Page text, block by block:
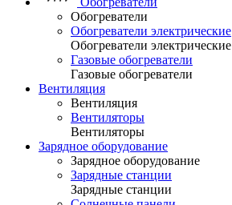
Обогреватели
Обогреватели электрические
Обогреватели электрические
Газовые обогреватели
Газовые обогреватели
Вентиляция
Вентиляция
Вентиляторы
Вентиляторы
Зарядное оборудование
Зарядное оборудование
Зарядные станции
Зарядные станции